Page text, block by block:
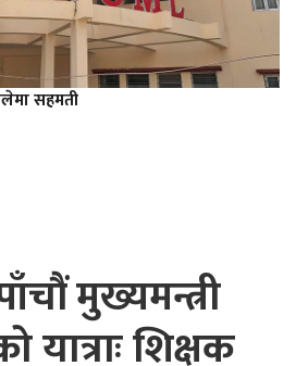
सहमती
मुख्यमन्त्री
शिक्षक